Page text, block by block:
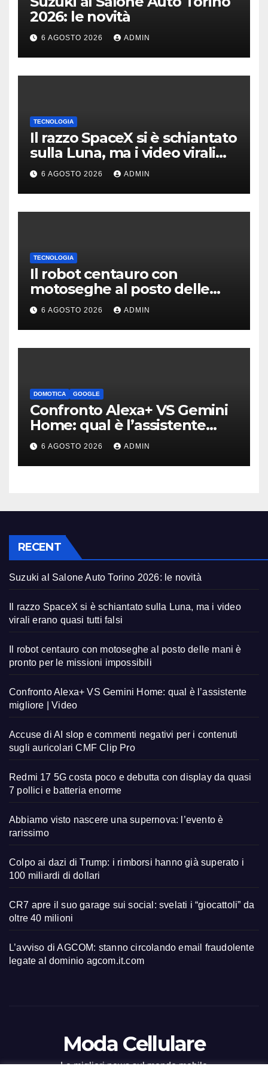
2026: le novità
6 AGOSTO 2026 ADMIN
TECNOLOGIA
Il razzo SpaceX si è schiantato
sulla Luna, ma i video virali
erano quasi tutti falsi
6 AGOSTO 2026 ADMIN
TECNOLOGIA
Il robot centauro con
motoseghe al posto delle
mani è pronto per le missioni
impossibili
6 AGOSTO 2026 ADMIN
DOMOTICA GOOGLE
Confronto Alexa+ VS Gemini
Home: qual è l’assistente
migliore | Video
6 AGOSTO 2026 ADMIN
RECENT
Suzuki al Salone Auto Torino 2026: le novità
Il razzo SpaceX si è schiantato sulla Luna, ma i video
virali erano quasi tutti falsi
Il robot centauro con motoseghe al posto delle mani è
pronto per le missioni impossibili
Confronto Alexa+ VS Gemini Home: qual è l’assistente
migliore | Video
Accuse di AI slop e commenti negativi per i contenuti
sugli auricolari CMF Clip Pro
Redmi 17 5G costa poco e debutta con display da quasi
7 pollici e batteria enorme
Abbiamo visto nascere una supernova: l’evento è
rarissimo
Colpo ai dazi di Trump: i rimborsi hanno già superato i
100 miliardi di dollari
CR7 apre il suo garage sui social: svelati i “giocattoli” da
oltre 40 milioni
L’avviso di AGCOM: stanno circolando email fraudolente
legate al dominio agcom.it.com
Moda Cellulare
Le migliori news sul mondo mobile